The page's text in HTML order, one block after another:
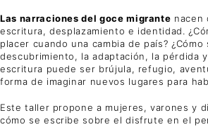
Las narraciones del goce migrante nacen
escritura, desplazamiento e identidad.
placer cuando una cambia de país? ¿Cómo
descubrimiento, la adaptación, la pérdida
escritura puede ser brújula, refugio,
forma de imaginar nuevos lugares para
Este taller propone a mujeres, varones y
cómo se escribe sobre el disfrute en el